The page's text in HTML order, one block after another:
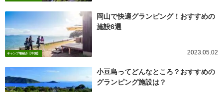
キャンプ場紹介【中国】
岡山で快適グランピング！おすすめの
施設6選
2023.05.02
小豆島ってどんなところ？おすすめの
グランピング施設は？